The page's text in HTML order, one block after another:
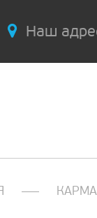
Наш